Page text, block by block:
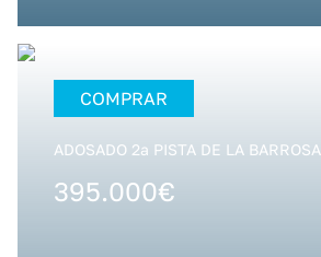
COMPRAR
ADOSADO 2ª PISTA DE LA BARROSA
395.000€